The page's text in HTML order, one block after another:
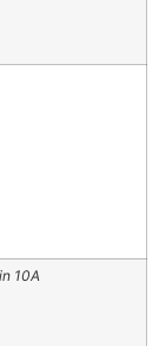
10A